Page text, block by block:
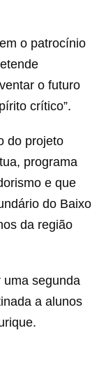
o patrocínio
o futuro
crítico”.
do projeto
programa
e que
do Baixo
da região
uma segunda
a alunos